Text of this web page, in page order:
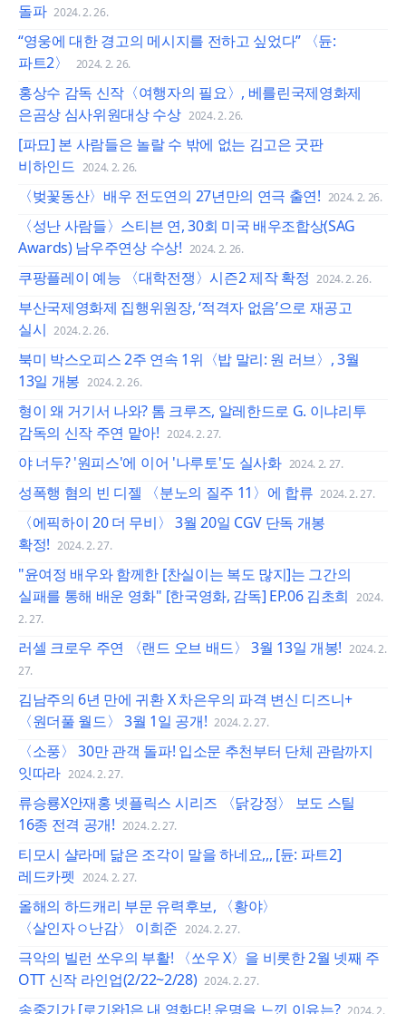
돌파 2024. 2. 26.
“영웅에 대한 경고의 메시지를 전하고 싶었다” 〈듄:
파트2〉
2024. 2. 26.
홍상수 감독 신작〈여행자의 필요〉, 베를린국제영화제
은곰상 심사위원대상 수상 2024. 2. 26.
[파묘] 본 사람들은 놀랄 수 밖에 없는 김고은 굿판
비하인드 2024. 2. 26.
〈벚꽃동산〉배우 전도연의 27년만의 연극 출연! 2024. 2. 26.
〈성난 사람들〉스티븐 연, 30회 미국 배우조합상(SAG
Awards) 남우주연상 수상! 2024. 2. 26.
쿠팡플레이 예능 〈대학전쟁〉시즌2 제작 확정 2024. 2. 26.
부산국제영화제 집행위원장, ‘적격자 없음’으로 재공고
실시 2024. 2. 26.
북미 박스오피스 2주 연속 1위〈밥 말리: 원 러브〉, 3월
13일 개봉 2024. 2. 26.
형이 왜 거기서 나와? 톰 크루즈, 알레한드로 G. 이냐리투
감독의 신작 주연 맡아! 2024. 2. 27.
야 너두? '원피스'에 이어 '나루토'도 실사화 2024. 2. 27.
성폭행 혐의 빈 디젤 〈분노의 질주 11〉에 합류 2024. 2. 27.
〈에픽하이 20 더 무비〉 3월 20일 CGV 단독 개봉
확정! 2024. 2. 27.
"윤여정 배우와 함께한 [찬실이는 복도 많지]는 그간의
실패를 통해 배운 영화" [한국영화, 감독] EP.06 김초희 2024.
2. 27.
러셀 크로우 주연 〈랜드 오브 배드〉 3월 13일 개봉! 2024. 2.
27.
김남주의 6년 만에 귀환 X 차은우의 파격 변신 디즈니+
〈원더풀 월드〉 3월 1일 공개! 2024. 2. 27.
〈소풍〉 30만 관객 돌파! 입소문 추천부터 단체 관람까지
잇따라 2024. 2. 27.
류승룡X안재홍 넷플릭스 시리즈 〈닭강정〉 보도 스틸
16종 전격 공개! 2024. 2. 27.
티모시 샬라메 닮은 조각이 말을 하네요,,, [듄: 파트2]
레드카펫 2024. 2. 27.
올해의 하드캐리 부문 유력후보, 〈황야〉
〈살인자ㅇ난감〉 이희준 2024. 2. 27.
극악의 빌런 쏘우의 부활! 〈쏘우 X〉을 비롯한 2월 넷째 주
OTT 신작 라인업(2/22~2/28) 2024. 2. 27.
송중기가 [로기완]은 내 영화다! 운명을 느낀 이유는? 2024. 2.